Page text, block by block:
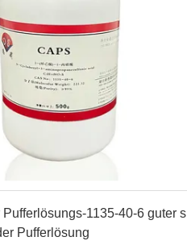
1135-40-6 guter s
Pufferlösung